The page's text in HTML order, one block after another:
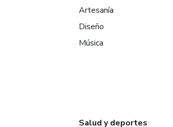
Artesanía
Diseño
Música
Salud y deportes